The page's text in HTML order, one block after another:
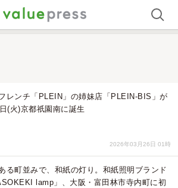
レンチ「PLEIN」の姉妹店「PLEIN-BIS」が
(火)京都祇園南に誕生
2026年03月26日 01時
る町並みで、和紙の灯り。和紙照明ブランド
lamp」、大阪・富田林市寺内町に初